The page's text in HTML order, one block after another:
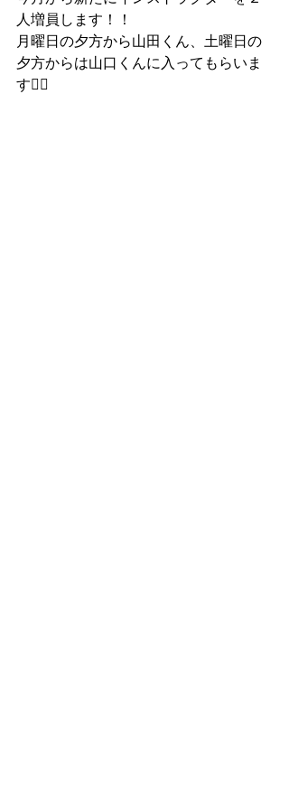
人増員します！！
月曜日の夕方から山田くん、土曜日の
夕方からは山口くんに入ってもらいま
す👍🏻